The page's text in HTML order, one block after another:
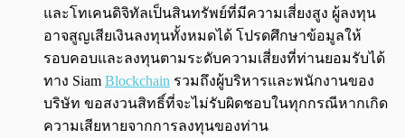
และโทเคนดิจิทัลเป็นสินทรัพย์ที่มีความเสี่ยงสูง ผู้ลงทุน
อาจสูญเสียเงินลงทุนทั้งหมดได้ โปรดศึกษาข้อมูลให้
รอบคอบและลงทุนตามระดับความเสี่ยงที่ท่านยอมรับได้
ทาง Siam Blockchain รวมถึงผู้บริหารและพนักงานของ
บริษัท ขอสงวนสิทธิ์ที่จะไม่รับผิดชอบในทุกกรณีหากเกิด
ความเสียหายจากการลงทุนของท่าน